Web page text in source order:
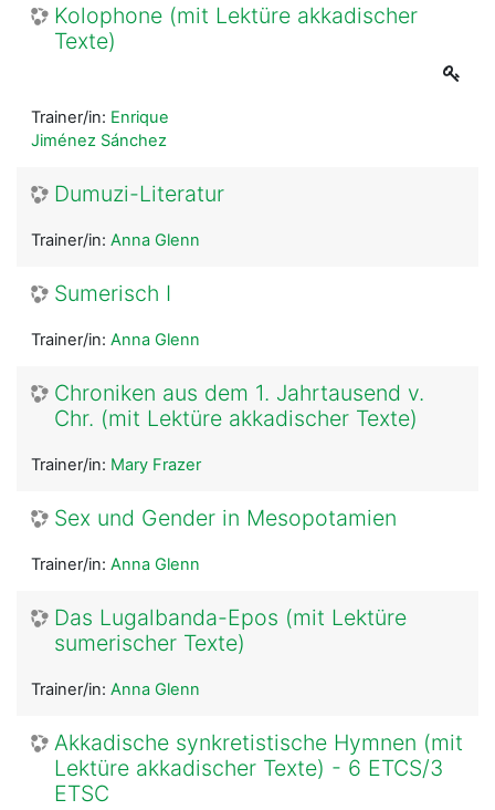
Kolophone (mit Lektüre akkadischer
Texte)
Trainer/in: Enrique
Jiménez Sánchez
Dumuzi-Literatur
Trainer/in: Anna Glenn
Sumerisch I
Trainer/in: Anna Glenn
Chroniken aus dem 1. Jahrtausend v.
Chr. (mit Lektüre akkadischer Texte)
Trainer/in: Mary Frazer
Sex und Gender in Mesopotamien
Trainer/in: Anna Glenn
Das Lugalbanda-Epos (mit Lektüre
sumerischer Texte)
Trainer/in: Anna Glenn
Akkadische synkretistische Hymnen (mit
Lektüre akkadischer Texte) - 6 ETCS/3
ETSC